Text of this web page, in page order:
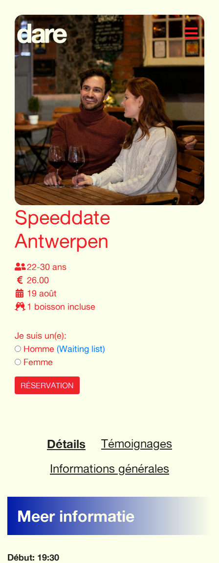
Speeddate
Antwerpen
22-30 ans
26.00
19 août
1 boisson incluse
Je suis un(e):
Homme (Waiting list)
Femme
RÉSERVATION
Détails
Témoignages
Informations générales
Meer informatie
Début: 19:30